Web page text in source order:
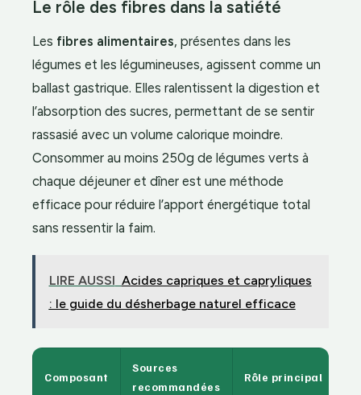
Le rôle des fibres dans la satiété
Les fibres alimentaires, présentes dans les
légumes et les légumineuses, agissent comme un
ballast gastrique. Elles ralentissent la digestion et
l’absorption des sucres, permettant de se sentir
rassasié avec un volume calorique moindre.
Consommer au moins 250g de légumes verts à
chaque déjeuner et dîner est une méthode
efficace pour réduire l’apport énergétique total
sans ressentir la faim.
LIRE AUSSI Acides capriques et capryliques
: le guide du désherbage naturel efficace
Composant
Sources
recommandées
Rôle principal